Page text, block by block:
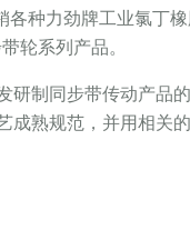
种力劲牌工业氯丁
轮系列产品。
研制同步带传动产品
熟规范，并用相关